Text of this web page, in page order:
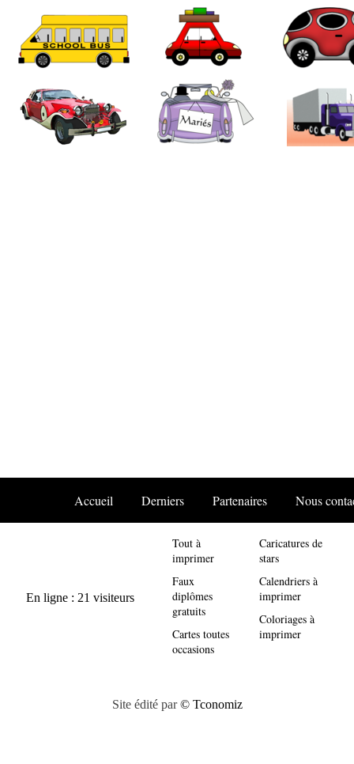
Accueil Derniers Partenaires Nous
Tout à
imprimer
Faux
diplômes
gratuits
Cartes toutes
occasions
Caricatures de
stars
Calendriers à
imprimer
Coloriages à
imprimer
Site édité par© Tconomiz